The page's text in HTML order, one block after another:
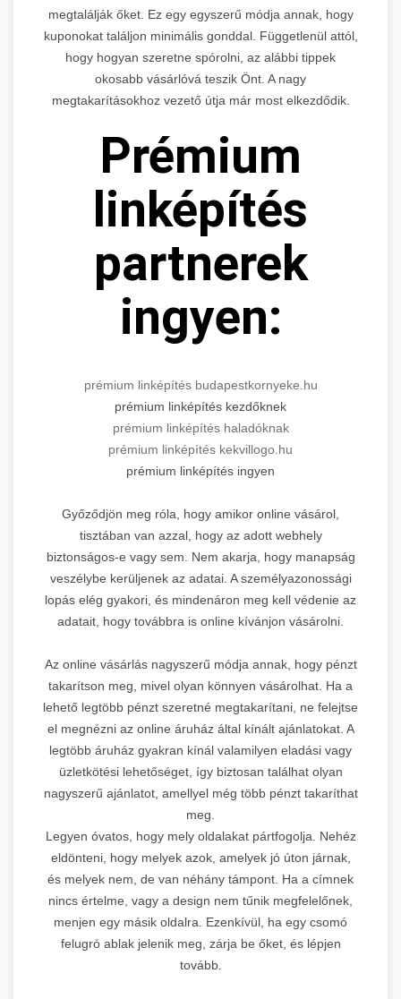
megtalálják őket. Ez egy egyszerű módja annak, hogy
kuponokat találjon minimális gonddal. Függetlenül attól,
hogy hogyan szeretne spórolni, az alábbi tippek
okosabb vásárlóvá teszik Önt. A nagy
megtakarításokhoz vezető útja már most elkezdődik.
Prémium
linképítés
partnerek
ingyen:
prémium linképítés budapestkornyeke.hu
prémium linképítés kezdőknek
prémium linképítés haladóknak
prémium linképítés kekvillogo.hu
prémium linképítés ingyen
Győződjön meg róla, hogy amikor online vásárol,
tisztában van azzal, hogy az adott webhely
biztonságos-e vagy sem. Nem akarja, hogy manapság
veszélybe kerüljenek az adatai. A személyazonossági
lopás elég gyakori, és mindenáron meg kell védenie az
adatait, hogy továbbra is online kívánjon vásárolni.
Az online vásárlás nagyszerű módja annak, hogy pénzt
takarítson meg, mivel olyan könnyen vásárolhat. Ha a
lehető legtöbb pénzt szeretné megtakarítani, ne felejtse
el megnézni az online áruház által kínált ajánlatokat. A
legtöbb áruház gyakran kínál valamilyen eladási vagy
üzletkötési lehetőséget, így biztosan találhat olyan
nagyszerű ajánlatot, amellyel még több pénzt takaríthat
meg.
Legyen óvatos, hogy mely oldalakat pártfogolja. Nehéz
eldönteni, hogy melyek azok, amelyek jó úton járnak,
és melyek nem, de van néhány támpont. Ha a címnek
nincs értelme, vagy a design nem tűnik megfelelőnek,
menjen egy másik oldalra. Ezenkívül, ha egy csomó
felugró ablak jelenik meg, zárja be őket, és lépjen
tovább.